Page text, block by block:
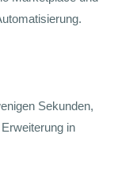
Sekunden,
in